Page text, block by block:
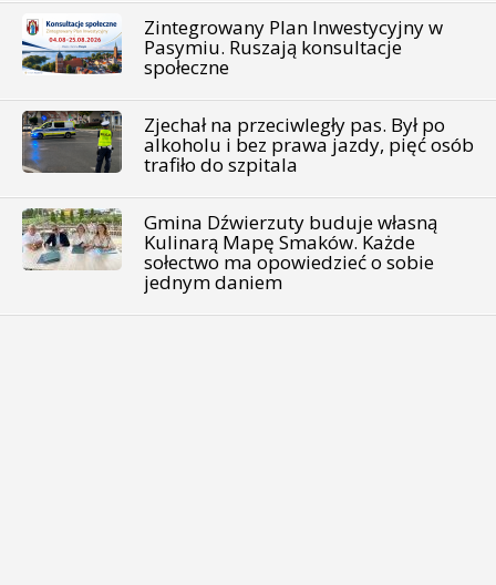
Zintegrowany Plan Inwestycyjny w
Pasymiu. Ruszają konsultacje
społeczne
Zjechał na przeciwległy pas. Był po
alkoholu i bez prawa jazdy, pięć osób
trafiło do szpitala
Gmina Dźwierzuty buduje własną
Kulinarą Mapę Smaków. Każde
sołectwo ma opowiedzieć o sobie
jednym daniem